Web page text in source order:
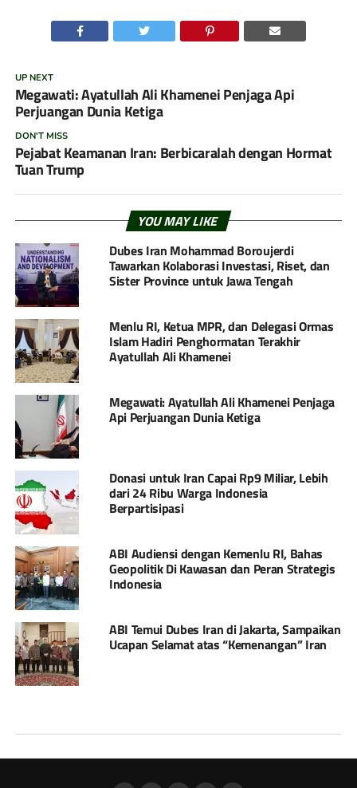
UP NEXT
Megawati: Ayatullah Ali Khamenei Penjaga Api
Perjuangan Dunia Ketiga
DON'T MISS
Pejabat Keamanan Iran: Berbicaralah dengan Hormat
Tuan Trump
YOU MAY LIKE
Dubes Iran Mohammad Boroujerdi
Tawarkan Kolaborasi Investasi, Riset, dan
Sister Province untuk Jawa Tengah
Menlu RI, Ketua MPR, dan Delegasi Ormas
Islam Hadiri Penghormatan Terakhir
Ayatullah Ali Khamenei
Megawati: Ayatullah Ali Khamenei Penjaga
Api Perjuangan Dunia Ketiga
Donasi untuk Iran Capai Rp9 Miliar, Lebih
dari 24 Ribu Warga Indonesia
Berpartisipasi
ABI Audiensi dengan Kemenlu RI, Bahas
Geopolitik Di Kawasan dan Peran Strategis
Indonesia
ABI Temui Dubes Iran di Jakarta, Sampaikan
Ucapan Selamat atas “Kemenangan” Iran